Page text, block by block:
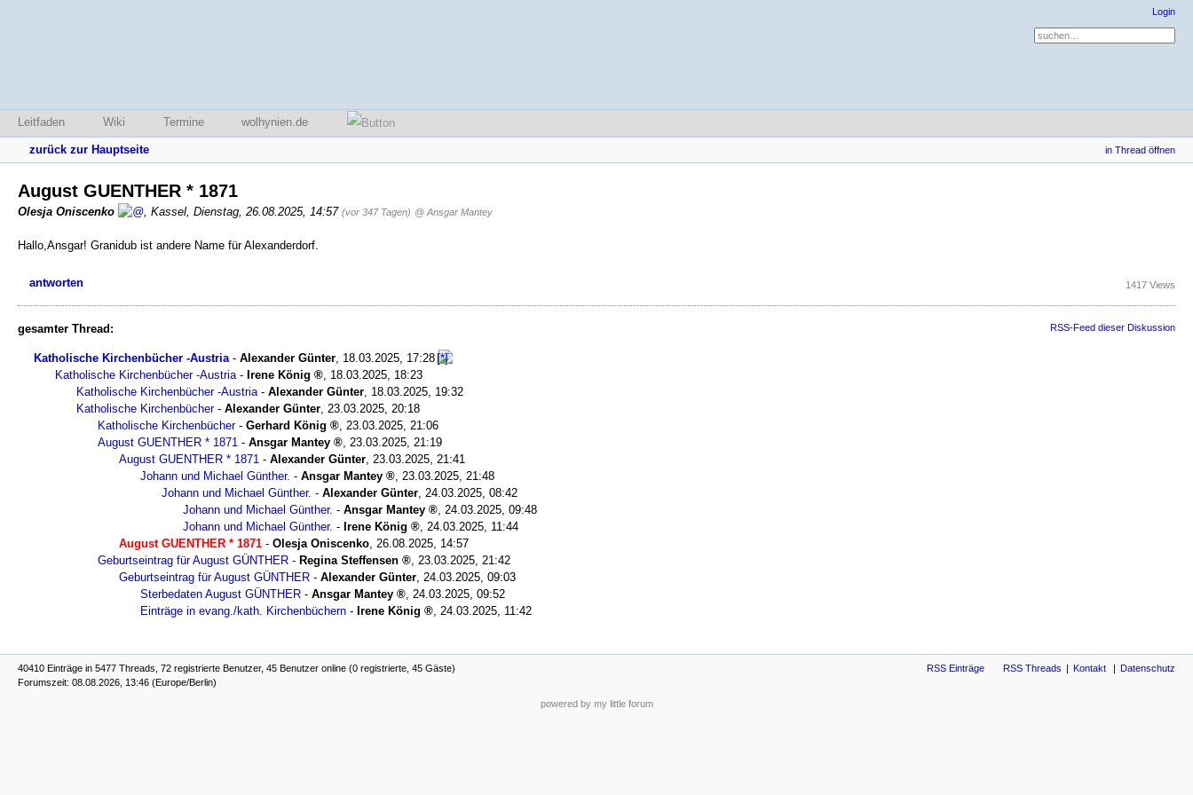
Login
Leitfaden Wiki Termine wolhynien.de
zurück zur Hauptseite in Thread öffnen
August GUENTHER * 1871
Olesja Oniscenko , Kassel, Dienstag, 26.08.2025, 14:57 (vor 347 Tagen) @ Ansgar Mantey
Hallo,Ansgar! Granidub ist andere Name für Alexanderdorf.
antworten 1417 Views
gesamter Thread: RSS-Feed dieser Diskussion
Katholische Kirchenbücher -Austria - Alexander Günter 18.03.2025, 17:28
Katholische Kirchenbücher -Austria - Irene König
18.03.2025, 18:23
Katholische Kirchenbücher -Austria - Alexander Günter 18.03.2025, 19:32
Katholische Kirchenbücher- Alexander Günter 23.03.2025, 20:18
Katholische Kirchenbücher- Gerhard König
23.03.2025, 21:06
August GUENTHER * 1871 - Ansgar Mantey
23.03.2025, 21:19
August GUENTHER * 1871 - Alexander Günter 23.03.2025, 21:41
Johann und Michael Günther. - Ansgar Mantey
23.03.2025, 21:48
Johann und Michael Günther. - Alexander Günter 24.03.2025, 08:42
Johann und Michael Günther. - Ansgar Mantey
24.03.2025, 09:48
Johann und Michael Günther. - Irene König
24.03.2025, 11:44
August GUENTHER * 1871 - Olesja Oniscenko 26.08.2025, 14:57
Geburtseintrag für August GÜNTHER - Regina Steffensen
23.03.2025, 21:42
Geburtseintrag für August GÜNTHER - Alexander Günter 24.03.2025, 09:03
Sterbedaten August GÜNTHER - Ansgar Mantey
24.03.2025, 09:52
Einträge in evang./kath. Kirchenbüchern - Irene König 24.03.2025, 11:42
40410 Einträge in 5477 Threads, 72 registrierte Benutzer, 45 Benutzer online (0 registrierte, 45 Gäste)
Forumszeit: 08.08.2026, 13:46 (Europe/Berlin)
RSS Einträge RSS Threads Kontakt Datenschutz
powered by my little forum